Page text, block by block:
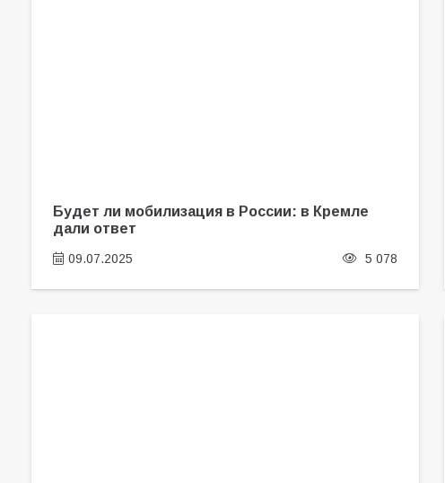
Будет ли мобилизация в России: в Кремле
дали ответ
09.07.2025 5 078